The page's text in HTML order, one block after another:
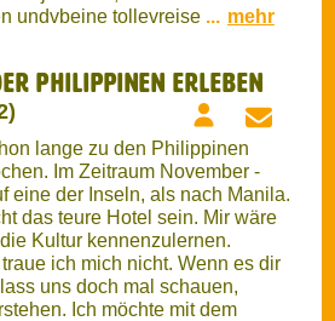
Kultur kennenzulernen.
ich mich nicht. Wenn es dir
Ich möchte mit dem
sein, mit dem ich
Anzeige